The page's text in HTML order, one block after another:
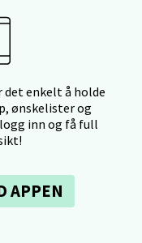
enkelt å holde
ønskelister og
inn og få full
APPEN